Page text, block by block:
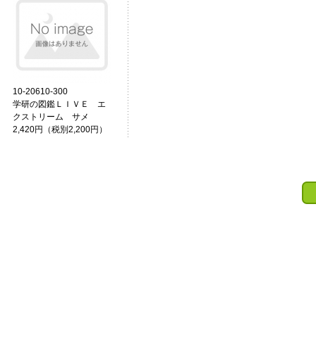
10-20610-300
学研の図鑑ＬＩＶＥ エ
クストリーム サメ
2,420円（税別2,200円）